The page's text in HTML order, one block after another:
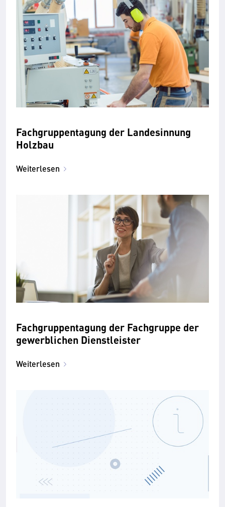
Fachgruppentagung der Landesinnung
Holzbau
Weiterlesen
Fachgruppentagung der Fachgruppe der
gewerblichen Dienstleister
Weiterlesen